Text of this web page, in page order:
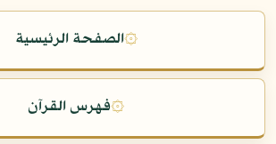
۞الصفحة الرئيسية
۞فهرس القرآن